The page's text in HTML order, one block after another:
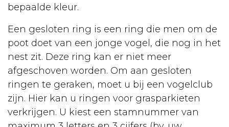
bepaalde kleur.
Een gesloten ring is een ring die men om de
poot doet van een jonge vogel, die nog in het
nest zit. Deze ring kan er niet meer
afgeschoven worden. Om aan gesloten
ringen te geraken, moet u bij een vogelclub
zijn. Hier kan u ringen voor grasparkieten
verkrijgen. U kiest een stamnummer van